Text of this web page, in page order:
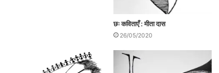
कमरे में पढ़ने की मेज के नीचे दिख रही है
हवाई चप्पल जो वह छोड़ गया है
इस तरह से याद आता है
छः कविताएँ : मीता दास
26/05/2020